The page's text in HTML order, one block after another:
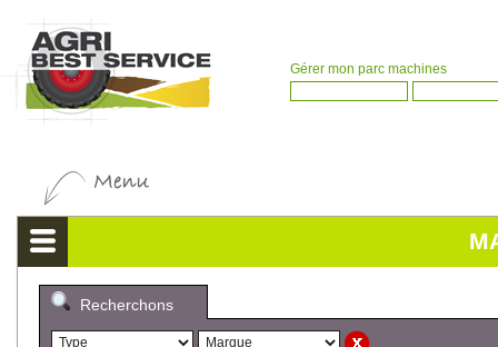
Gérer mon parc machines
Recherchons